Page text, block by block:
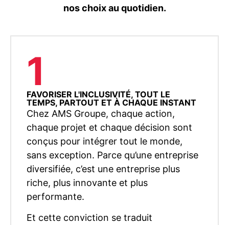
nos choix au quotidien.
1
FAVORISER L'INCLUSIVITÉ, TOUT LE
TEMPS, PARTOUT ET À CHAQUE INSTANT
Chez AMS Groupe, chaque action,
chaque projet et chaque décision sont
conçus pour intégrer tout le monde,
sans exception. Parce qu’une entreprise
diversifiée, c’est une entreprise plus
riche, plus innovante et plus
performante.
Et cette conviction se traduit